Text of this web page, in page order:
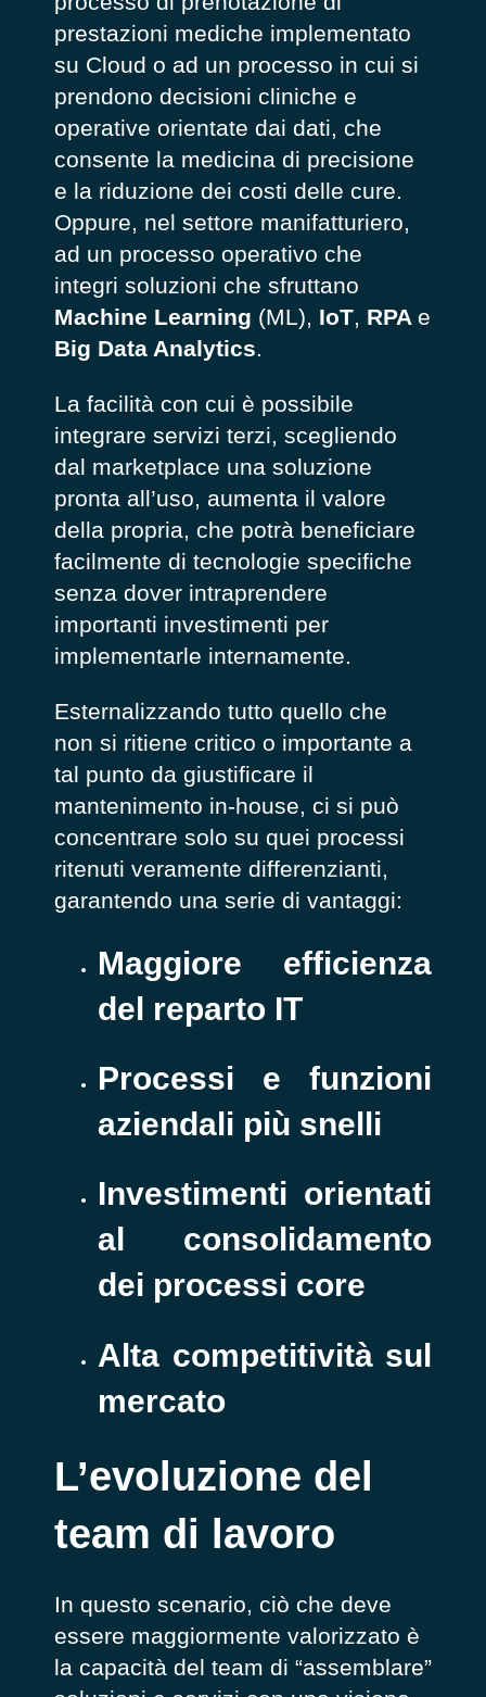
prestazioni mediche implementato
su Cloud o ad un processo in cui si
prendono decisioni cliniche e
operative orientate dai dati, che
consente la medicina di precisione
e la riduzione dei costi delle cure.
Oppure, nel settore manifatturiero,
ad un processo operativo che
integri soluzioni che sfruttano
Machine Learning (ML), IoT, RPA e
Big Data Analytics
La facilità con cui è possibile
integrare servizi terzi, scegliendo
dal marketplace una soluzione
pronta all’uso, aumenta il valore
della propria, che potrà beneficiare
facilmente di tecnologie specifiche
senza dover intraprendere
importanti investimenti per
implementarle internamente.
Esternalizzando tutto quello che
non si ritiene critico o importante a
tal punto da giustificare il
mantenimento in-house, ci si può
concentrare solo su quei processi
ritenuti veramente differenzianti,
garantendo una serie di vantaggi:
Maggiore efficienza
del reparto IT
Processi e funzioni
aziendali più snelli
Investimenti orientati
al consolidamento
dei processi core
Alta competitività sul
mercato
L’evoluzione del
team di lavoro
In questo scenario, ciò che deve
essere maggiormente valorizzato è
la capacità del team di “assemblare”